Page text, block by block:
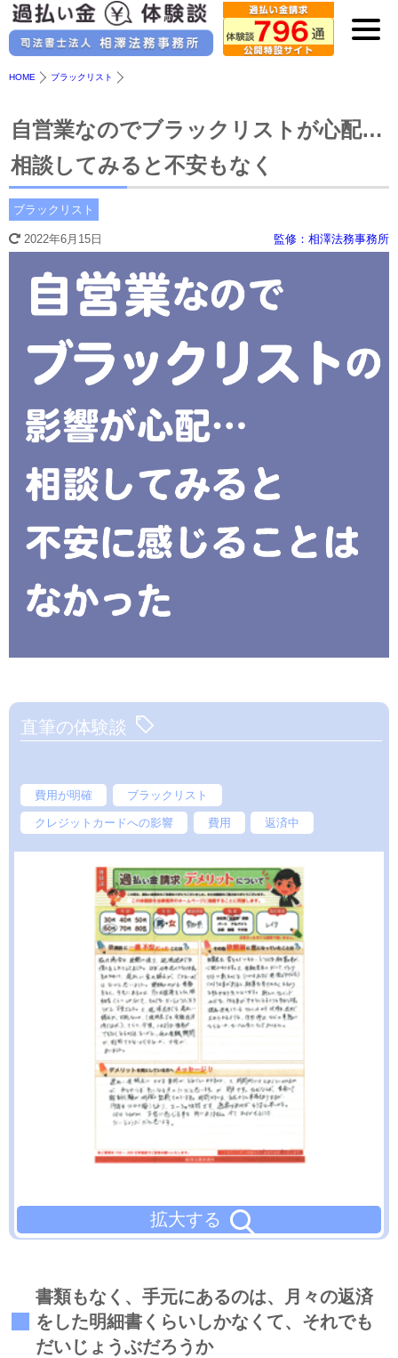
HOME ブラックリスト
自営業なのでブラックリストが心配…
相談してみると不安もなく
ブラックリスト
2022年6月15日 監修：相澤法務事務所
直筆の体験談
費用が明確 ブラックリスト
クレジットカードへの影響 費用 返済中
拡大する
書類もなく、手元にあるのは、月々の返済
をした明細書くらいしかなくて、それでも
だいじょうぶだろうか